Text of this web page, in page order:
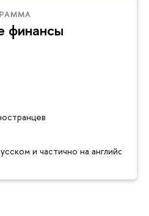
финансы
и частично на английском